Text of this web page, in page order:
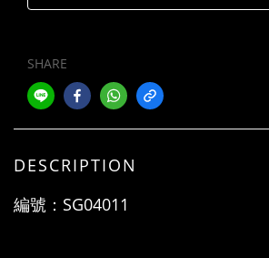
SHARE
DESCRIPTION
編號： SG04011